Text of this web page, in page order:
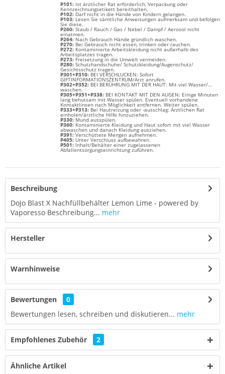
P101: Ist ärztlicher Rat erforderlich, Verpackung oder
Kennzeichnungsetikett bereithalten.
P102: Darf nicht in die Hände von Kindern gelangen.
P103: Lesen Sie sämtliche Anweisungen aufmerksam und befolgen
Sie diese.
P260: Staub / Rauch / Gas / Nebel / Dampf / Aerosol nicht
einatmen.
P264: Nach Gebrauch Hände gründlich waschen.
P270: Bei Gebrauch nicht essen, trinken oder rauchen.
P272: Kontaminierte Arbeitskleidung nicht außerhalb des
Arbeitsplatzes tragen.
P273: Freisetzung in die Umwelt vermeiden.
P280: Schutzhandschuhe/ Schutzkleidung/Augenschutz/
Gesichtsschutz tragen.
P301+P310: BEI VERSCHLUCKEN: Sofort
GIFTINFORMATIONSZENTRUM/Arzt anrufen.
P302+P352: BEI BERÜHRUNG MIT DER HAUT: Mit viel Wasser/…
waschen.
P305+P351+P338: BEI KONTAKT MIT DEN AUGEN: Einige Minuten
lang behutsam mit Wasser spülen. Eventuell vorhandene
Kontaktlinsen nach Möglichkeit entfernen. Weiter spülen.
P333+P313: Bei Hautreizung oder -ausschlag: Ärztlichen Rat
einholen/ärztliche Hilfe hinzuziehen.
P330: Mund ausspülen.
P360: Kontaminierte Kleidung und Haut sofort mit viel Wasser
abwaschen und danach Kleidung ausziehen.
P391: Verschüttete Mengen aufnehmen.
P405: Unter Verschluss aufbewahren.
P501: Inhalt/Behälter einer zugelassenen
Abfallentsorgungseinrichtung zuführen.
Beschreibung
DoJo Blast X Nachfüllbehälter Lemon Lime - powered by
Vaporesso Beschreibung... mehr
Hersteller
Warnhinweise
Bewertungen
0
Bewertungen lesen, schreiben und diskutieren... mehr
Empfohlenes Zubehör 2
Ähnliche Artikel